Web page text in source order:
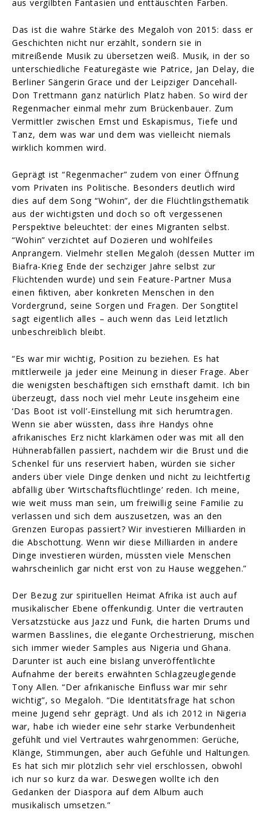
aus vergilbten Fantasien und enttäuschten Farben.
Das ist die wahre Stärke des Megaloh von 2015: dass er
Geschichten nicht nur erzählt, sondern sie in
mitreißende Musik zu übersetzen weiß. Musik, in der so
unterschiedliche Featuregäste wie Patrice, Jan Delay, die
Berliner Sängerin Grace und der Leipziger Dancehall-
Don Trettmann ganz natürlich Platz haben. So wird der
Regenmacher einmal mehr zum Brückenbauer. Zum
Vermittler zwischen Ernst und Eskapismus, Tiefe und
Tanz, dem was war und dem was vielleicht niemals
wirklich kommen wird.
Geprägt ist “Regenmacher” zudem von einer Öffnung
vom Privaten ins Politische. Besonders deutlich wird
dies auf dem Song “Wohin”, der die Flüchtlingsthematik
aus der wichtigsten und doch so oft vergessenen
Perspektive beleuchtet: der eines Migranten selbst.
“Wohin” verzichtet auf Dozieren und wohlfeiles
Anprangern. Vielmehr stellen Megaloh (dessen Mutter im
Biafra-Krieg Ende der sechziger Jahre selbst zur
Flüchtenden wurde) und sein Feature-Partner Musa
einen fiktiven, aber konkreten Menschen in den
Vordergrund, seine Sorgen und Fragen. Der Songtitel
sagt eigentlich alles – auch wenn das Leid letztlich
unbeschreiblich bleibt.
“Es war mir wichtig, Position zu beziehen. Es hat
mittlerweile ja jeder eine Meinung in dieser Frage. Aber
die wenigsten beschäftigen sich ernsthaft damit. Ich bin
überzeugt, dass noch viel mehr Leute insgeheim eine
‘Das Boot ist voll’-Einstellung mit sich herumtragen.
Wenn sie aber wüssten, dass ihre Handys ohne
afrikanisches Erz nicht klarkämen oder was mit all den
Hühnerabfällen passiert, nachdem wir die Brust und die
Schenkel für uns reserviert haben, würden sie sicher
anders über viele Dinge denken und nicht zu leichtfertig
abfällig über ‘Wirtschaftsflüchtlinge’ reden. Ich meine,
wie weit muss man sein, um freiwillig seine Familie zu
verlassen und sich dem auszusetzen, was an den
Grenzen Europas passiert? Wir investieren Milliarden in
die Abschottung. Wenn wir diese Milliarden in andere
Dinge investieren würden, müssten viele Menschen
wahrscheinlich gar nicht erst von zu Hause weggehen.”
Der Bezug zur spirituellen Heimat Afrika ist auch auf
musikalischer Ebene offenkundig. Unter die vertrauten
Versatzstücke aus Jazz und Funk, die harten Drums und
warmen Basslines, die elegante Orchestrierung, mischen
sich immer wieder Samples aus Nigeria und Ghana.
Darunter ist auch eine bislang unveröffentlichte
Aufnahme der bereits erwähnten Schlagzeuglegende
Tony Allen. “Der afrikanische Einfluss war mir sehr
wichtig”, so Megaloh. “Die Identitätsfrage hat schon
meine Jugend sehr geprägt. Und als ich 2012 in Nigeria
war, habe ich wieder eine sehr starke Verbundenheit
gefühlt und viel Vertrautes wahrgenommen: Gerüche,
Klänge, Stimmungen, aber auch Gefühle und Haltungen.
Es hat sich mir plötzlich sehr viel erschlossen, obwohl
ich nur so kurz da war. Deswegen wollte ich den
Gedanken der Diaspora auf dem Album auch
musikalisch umsetzen.”